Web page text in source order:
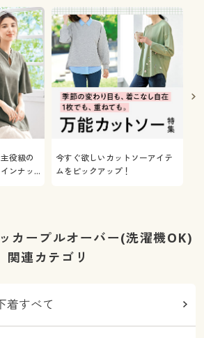
役級の
ンナッ
今すぐ欲しいカットソーアイテ
ムをピックアップ！
カープルオーバー(洗濯機OK)
関連カテゴリ
着すべて